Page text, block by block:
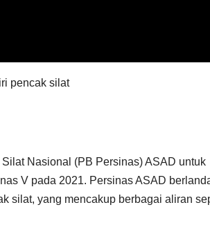
pencak silat
Nasional (PB Persinas) ASAD untuk
V pada 2021. Persinas ASAD
silat, yang mencakup berbagai aliran